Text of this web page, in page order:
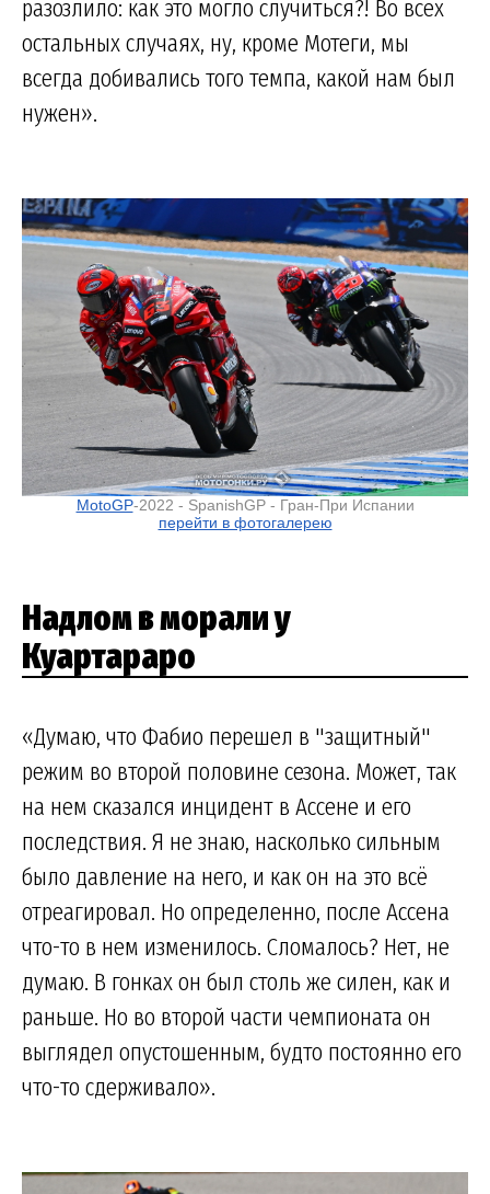
разозлило: как это могло случиться?! Во всех
остальных случаях, ну, кроме Мотеги, мы
всегда добивались того темпа, какой нам был
нужен».
MotoGP-2022 - SpanishGP - Гран-При Испании
перейти в фотогалерею
Надлом в морали у
Куартараро
«Думаю, что Фабио перешел в "защитный"
режим во второй половине сезона. Может, так
на нем сказался инцидент в Ассене и его
последствия. Я не знаю, насколько сильным
было давление на него, и как он на это всё
отреагировал. Но определенно, после Ассена
что-то в нем изменилось. Сломалось? Нет, не
думаю. В гонках он был столь же силен, как и
раньше. Но во второй части чемпионата он
выглядел опустошенным, будто постоянно его
что-то сдерживало».